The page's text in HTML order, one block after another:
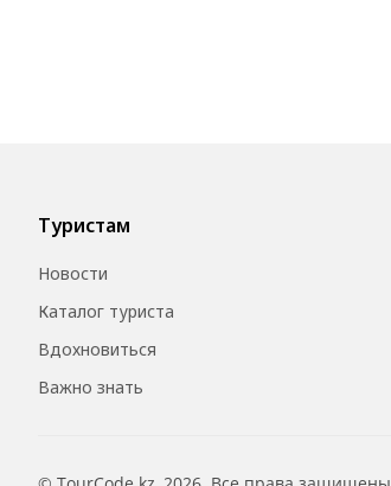
Туристам
Новости
Каталог туриста
Вдохновиться
Важно знать